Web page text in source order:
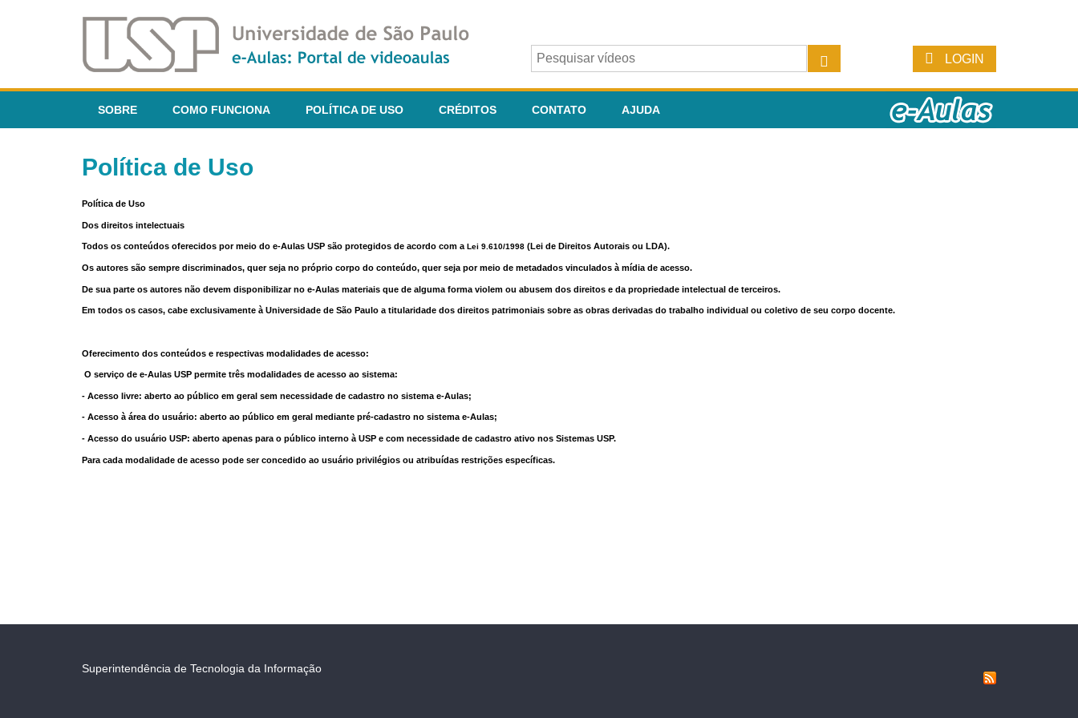
LOGIN
SOBRE COMO FUNCIONA POLÍTICA DE USO CRÉDITOS CONTATO AJUDA
Política de Uso
Política de Uso
Dos direitos intelectuais
Todos os conteúdos oferecidos por meio do e-Aulas USP são protegidos de acordo com a Lei 9.610/1998 (Lei de Direitos Autorais ou LDA).
Os autores são sempre discriminados, quer seja no próprio corpo do conteúdo, quer seja por meio de metadados vinculados à mídia de acesso.
De sua parte os autores não devem disponibilizar no e-Aulas materiais que de alguma forma violem ou abusem dos direitos e da propriedade intelectual de terceiros.
Em todos os casos, cabe exclusivamente à Universidade de São Paulo a titularidade dos direitos patrimoniais sobre as obras derivadas do trabalho individual ou coletivo de seu corpo docente.
Oferecimento dos conteúdos e respectivas modalidades de acesso:
O serviço de e-Aulas USP permite três modalidades de acesso ao sistema:
- Acesso livre: aberto ao público em geral sem necessidade de cadastro no sistema e-Aulas;
- Acesso à área do usuário: aberto ao público em geral mediante pré-cadastro no sistema e-Aulas;
- Acesso do usuário USP: aberto apenas para o público interno à USP e com necessidade de cadastro ativo nos Sistemas USP.
Para cada modalidade de acesso pode ser concedido ao usuário privilégios ou atribuídas restrições específicas.
Superintendência de Tecnologia da Informação